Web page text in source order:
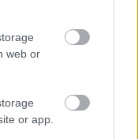
web or
or app.